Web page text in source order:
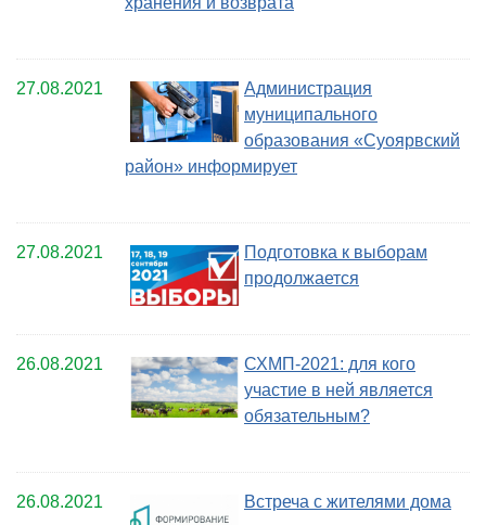
27.08.2021
Администрация
муниципального
образования «Суоярвский
район» информирует
27.08.2021
Подготовка к выборам
продолжается
26.08.2021
СХМП-2021: для кого
участие в ней является
обязательным?
26.08.2021 Встреча с жителями дома